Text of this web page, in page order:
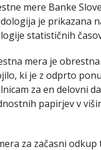
mere Banke
je prikazana
statističnih
mera je obrestna
ki je z odprto
za en delovni
papirjev v
za začasni